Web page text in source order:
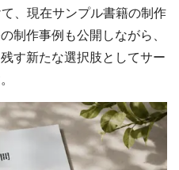
、現在サンプル書籍の制作
制作事例も公開しながら、
す新たな選択肢としてサー